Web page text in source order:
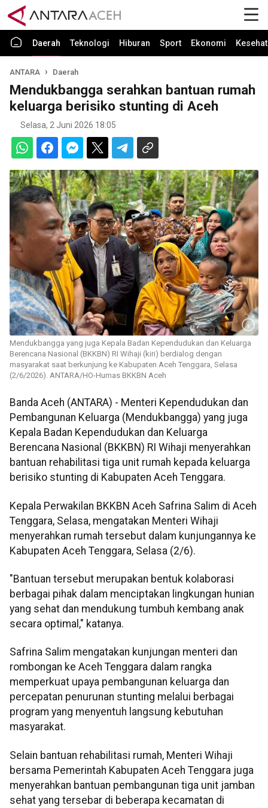
Daerah Teknologi Hiburan Sport Ekonomi
ANTARA Daerah
Mendukbangga serahkan bantuan rumah
keluarga berisiko stunting di Aceh
Selasa, 2 Juni 2026 18:05
Mendukbangga yang juga Kepala Badan Kependudukan dan Keluarga
Berencana Nasional (BKKBN) RI Wihaji (kiri) berdialog dengan
masyarakat saat berkunjung ke Kabupaten Aceh Tenggara, Selasa
(2/6/2026). ANTARA/HO-Humas BKKBN Aceh
Banda Aceh (ANTARA) - Menteri Kependudukan dan
Pembangunan Keluarga (Mendukbangga) yang juga
Kepala Badan Kependudukan dan Keluarga
Berencana Nasional (BKKBN) RI Wihaji menyerahkan
bantuan rehabilitasi tiga unit rumah kepada keluarga
berisiko stunting di Kabupaten Aceh Tenggara.
Kepala Perwakilan BKKBN Aceh Safrina Salim di Aceh
Tenggara, Selasa, mengatakan Menteri Wihaji
menyerahkan rumah tersebut dalam kunjungannya ke
Kabupaten Aceh Tenggara, Selasa (2/6).
"Bantuan tersebut merupakan bentuk kolaborasi
berbagai pihak dalam menciptakan lingkungan hunian
yang sehat dan mendukung tumbuh kembang anak
secara optimal," katanya.
Safrina Salim mengatakan kunjungan menteri dan
rombongan ke Aceh Tenggara dalam rangka
memperkuat upaya pembangunan keluarga dan
percepatan penurunan stunting melalui berbagai
program yang menyentuh langsung kebutuhan
masyarakat.
Selain bantuan rehabilitasi rumah, Menteri Wihaji
bersama Pemerintah Kabupaten Aceh Tenggara juga
menyerahkan bantuan pembangunan tiga unit jamban
sehat yang tersebar di beberapa kecamatan di